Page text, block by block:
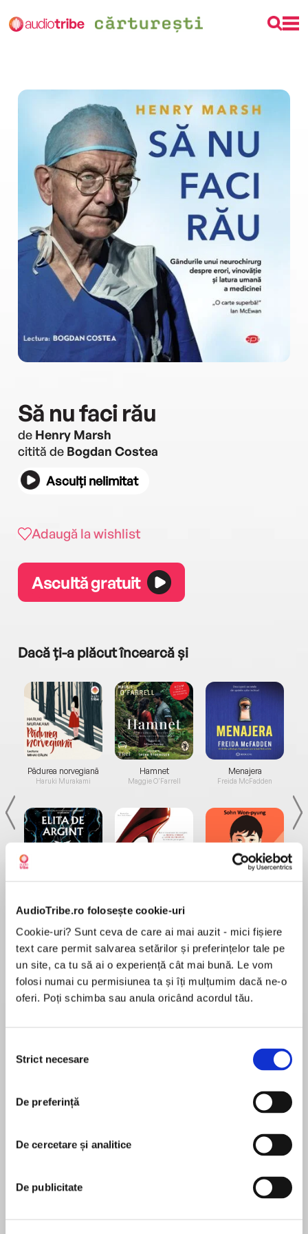
AudioTribe.ro folosește cookie-uri
Cookie-uri? Sunt ceva de care ai mai auzit - mici fișiere
text care permit salvarea setărilor și preferințelor tale pe
un site, ca tu să ai o experiență cât mai bună. Le vom
folosi numai cu permisiunea ta și îți mulțumim dacă ne-o
oferi. Poți schimba sau anula oricând acordul tău.
consimțământului
Strict necesare
De preferință
De cercetare și analitice
De publicitate
Să nu faci rău
de Henry Marsh
citită de Bogdan Costea
Asculți nelimitat
Adaugă la wishlist
Ascultă gratuit
Dacă ți-a plăcut încearcă și
Pădurea norvegiană
Haruki Murakami
de...
Dani Francis
Hamnet
Maggie O'Farrell
la...
Lauren Weisberger
Menajera
Freida McFadden
Desprecarte
rațiunea? Cum trăiești cu consecințele
viața unui pacient, dar care se termină prost? În
neurochirurgie, mai mult decât în orice altă
„nu face rău“ conține o amară ironie. Operațiile
pe creier comportă riscuri grave. În fiecare zi,
chirurgul-șef Henry Marsh trebuie să ia decizii
dureroase, adesea în condiții de urgență și
În acest moment nu există recenzii
Henry Marsh